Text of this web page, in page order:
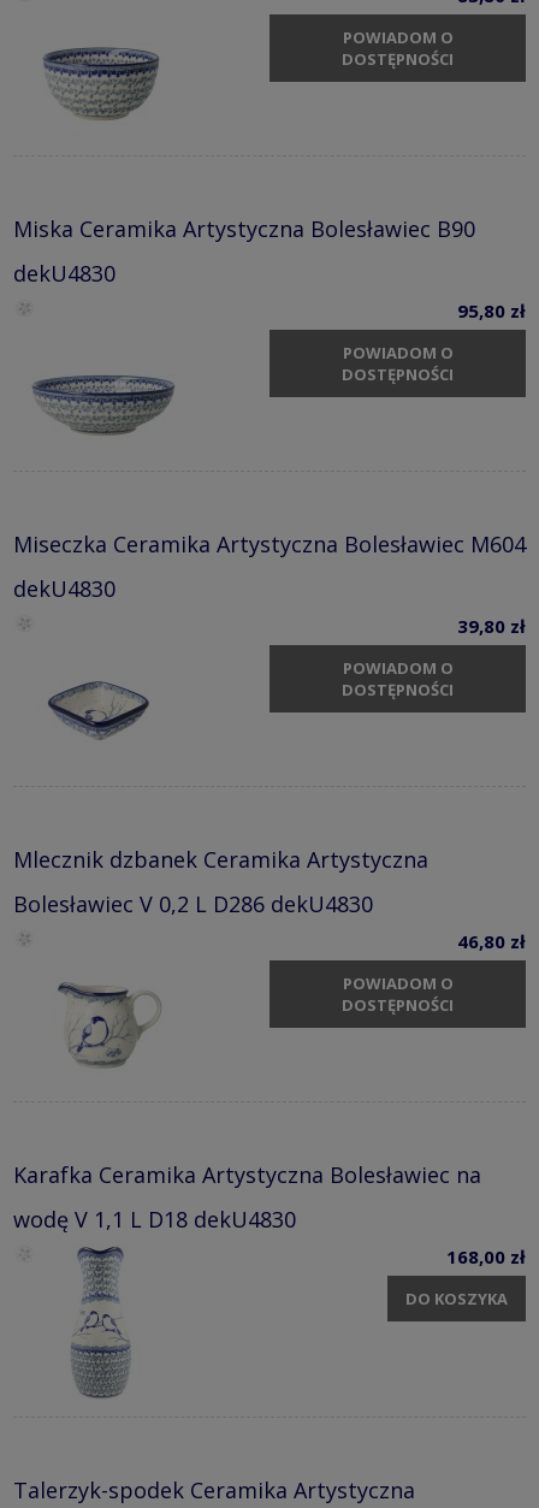
POWIADOM O
DOSTĘPNOŚCI
Miska Ceramika Artystyczna Bolesławiec B90
dekU4830
95,80 zł
POWIADOM O
DOSTĘPNOŚCI
Miseczka Ceramika Artystyczna Bolesławiec M604
dekU4830
39,80 zł
POWIADOM O
DOSTĘPNOŚCI
Mlecznik dzbanek Ceramika Artystyczna
Bolesławiec V 0,2 L D286 dekU4830
46,80 zł
POWIADOM O
DOSTĘPNOŚCI
Karafka Ceramika Artystyczna Bolesławiec na
wodę V 1,1 L D18 dekU4830
168,00 zł
DO KOSZYKA
Talerzyk-spodek Ceramika Artystyczna